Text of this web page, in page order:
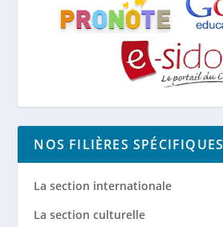
NOS FILIÈRES SPÉCIFIQUES
La section internationale
La section culturelle